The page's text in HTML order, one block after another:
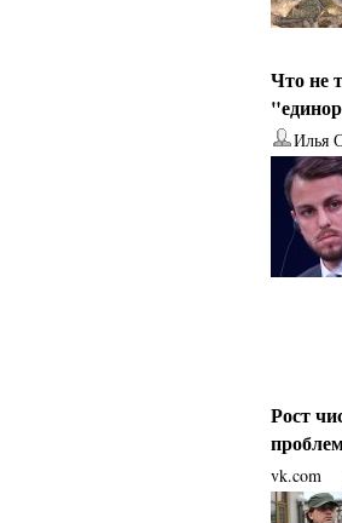
Что не
Илья
Рост
vk.com